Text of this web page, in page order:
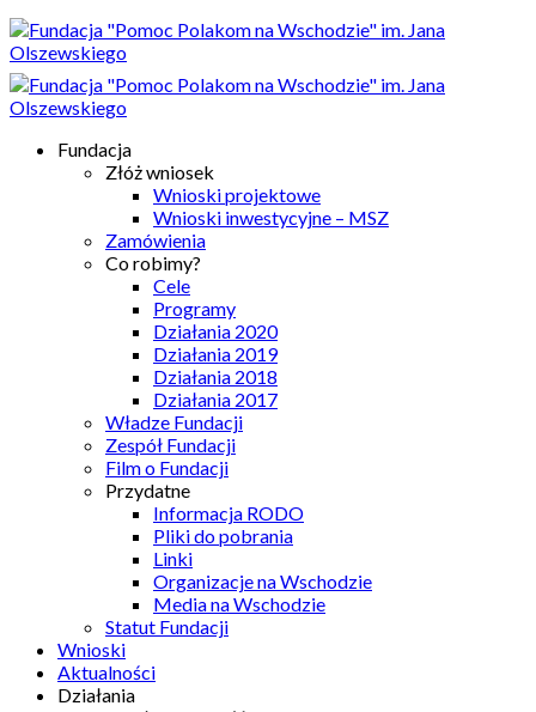
Fundacja
Złóż wniosek
Wnioski projektowe
Wnioski inwestycyjne – MSZ
Zamówienia
Co robimy?
Cele
Programy
Działania 2020
Działania 2019
Działania 2018
Działania 2017
Władze Fundacji
Zespół Fundacji
Film o Fundacji
Przydatne
Informacja RODO
Pliki do pobrania
Linki
Organizacje na Wschodzie
Media na Wschodzie
Statut Fundacji
Wnioski
Aktualności
Działania